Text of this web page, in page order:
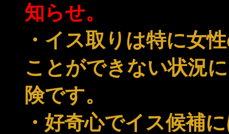
知らせ。
・イス取りは特に女
ことができない状況
険です。
・好奇心でイス候補